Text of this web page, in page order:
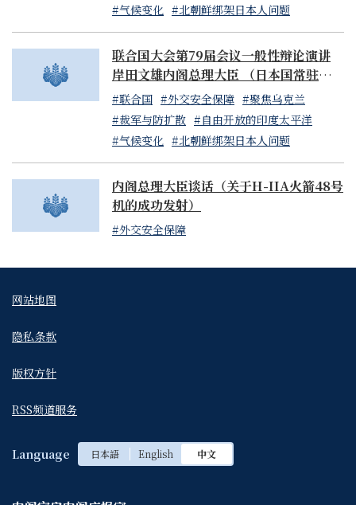
#气候变化 #北朝鲜绑架日本人问题
联合国大会第79届会议一般性辩论演讲
岸田文雄内阁总理大臣 （日本国常驻联合
国代表山崎和之大使代读）
#联合国 #外交安全保障 #聚焦乌克兰
#裁军与防扩散 #自由开放的印度太平洋
#气候变化 #北朝鲜绑架日本人问题
内阁总理大臣谈话（关于H-IIA火箭48号
机的成功发射）
#外交安全保障
网站地图
隐私条款
版权方针
RSS频道服务
Language 日本語 English 中文